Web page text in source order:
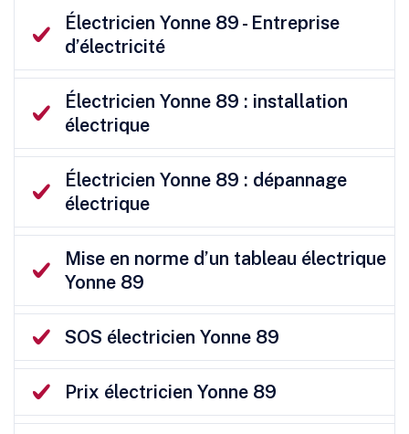
Électricien Yonne 89 - Entreprise
d’électricité
Électricien Yonne 89 : installation
électrique
Électricien Yonne 89 : dépannage
électrique
Mise en norme d’un tableau électrique
Yonne 89
SOS électricien Yonne 89
Prix électricien Yonne 89